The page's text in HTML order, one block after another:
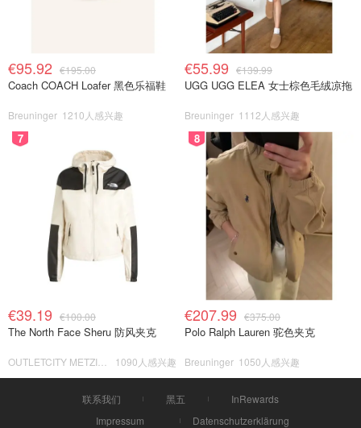
€95.92 €195.00
Coach COACH Loafer 黑色乐福鞋
Breuninger 1210人感兴趣
€55.99 €139.99
UGG UGG ELEA 女士棕色毛绒凉拖
Breuninger 1112人感兴趣
7
€39.19 €100.00
The North Face Sheru 防风夹克
1090人感兴趣
8
€207.99 €375.00
Polo Ralph Lauren 驼色夹克
Breuninger 1050人感兴趣
联系我们 黑五
InRewards
Impressum
Datenschutzerklärung